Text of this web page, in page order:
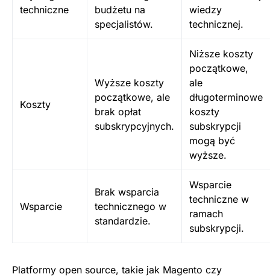
techniczne
budżetu na
specjalistów.
wiedzy
technicznej.
Koszty
Wyższe koszty
początkowe, ale
brak opłat
subskrypcyjnych.
Niższe koszty
początkowe,
ale
długoterminowe
koszty
subskrypcji
mogą być
wyższe.
Wsparcie
Brak wsparcia
technicznego w
standardzie.
Wsparcie
techniczne w
ramach
subskrypcji.
Platformy open source, takie jak Magento czy